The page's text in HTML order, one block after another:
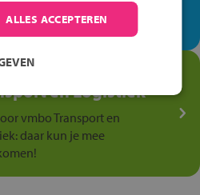
winkelvloer, waar elke dag
is!
talent in de
en Logistiek
vmbo Transport en
daar kun je mee
ALLES ACCEPTEREN